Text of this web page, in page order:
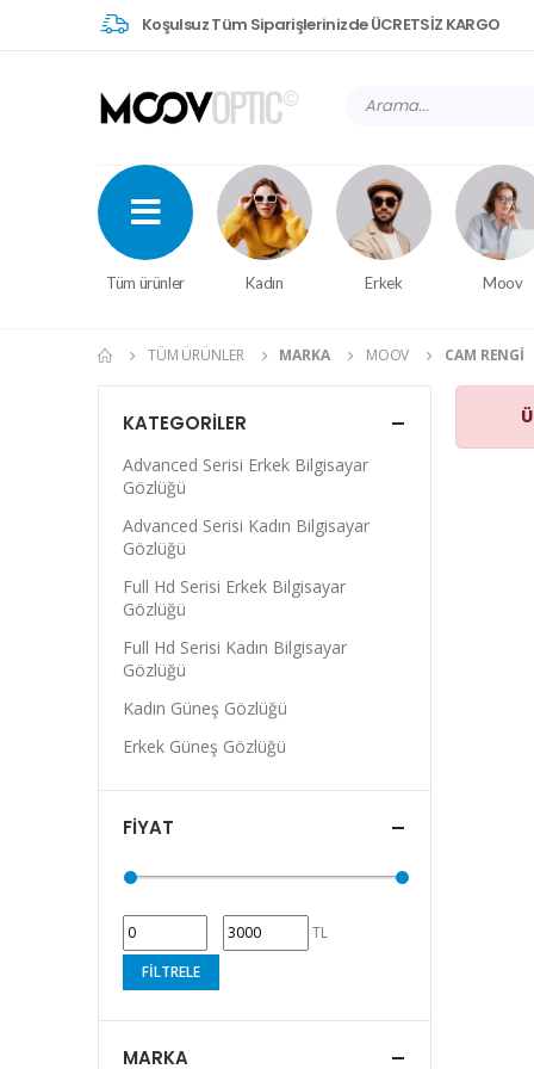
Koşulsuz Tüm Siparişlerinizde ÜCRETSİZ KARGO
Tüm ürünler Kadın Erkek Moov
TÜM ÜRÜNLER MARKA MOOV CAM RENGI
KATEGORILER
Advanced Serisi Erkek Bilgisayar
Gözlüğü
Advanced Serisi Kadın Bilgisayar
Gözlüğü
Full Hd Serisi Erkek Bilgisayar
Gözlüğü
Full Hd Serisi Kadın Bilgisayar
Gözlüğü
Kadın Güneş Gözlüğü
Erkek Güneş Gözlüğü
FIYAT
TL
FILTRELE
MARKA